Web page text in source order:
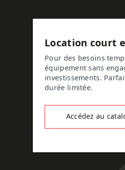
Location court
Pour des besoins
équipement sans
investissements.
durée limitée.
Accédez au